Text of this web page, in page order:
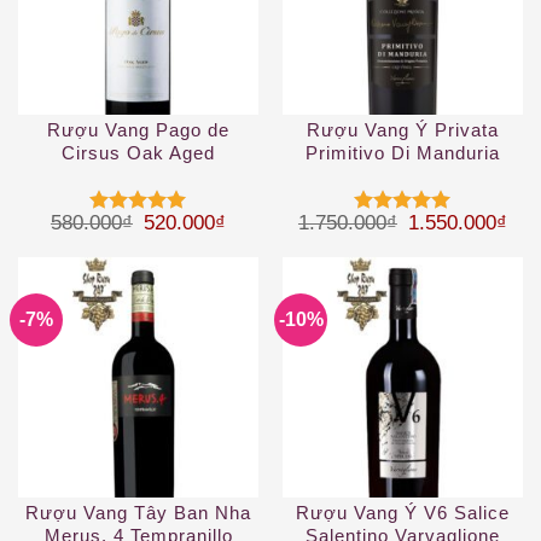
Rượu Vang Pago de
Cirsus Oak Aged
Được xếp
sao
580.000₫ Giá gốc là: 580.000₫.
520.000₫ Giá hiện tại là: 520.000₫.
Rượu Vang Ý Privata
Primitivo Di Manduria
Được xếp
sao
1.750.000₫ Giá gốc là:
1.550.000₫
-7%
Rượu Vang Tây Ban Nha
Merus. 4 Tempranillo
-10%
Rượu Vang Ý V6 Salice
Salentino Varvaglione